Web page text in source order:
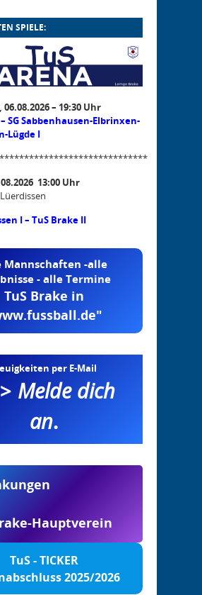
SPIELE:
– 19:30 Uhr
SG Sabbenhausen-Elbrinxen-
Lügde I
13:00 Uhr
I – TuS Brake II
Mannschaften -alle
- alle Termine
TuS Brake in
per E-Mail
Melde dich
an.
Hauptverein
TuS - TICKER
2025/2026